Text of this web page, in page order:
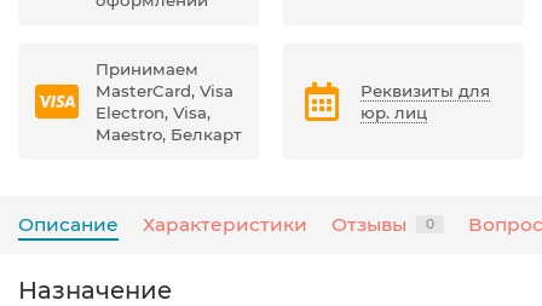
Принимаем
MasterCard, Visa
Electron, Visa,
Maestro, Белкарт
Реквизиты для
юр. лиц
Описание Характеристики Отзывы 0
Назначение